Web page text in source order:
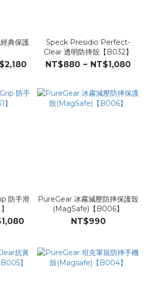
典保護
Speck Presidio Perfect-
Clear 透明防摔殼【B032】
NT$880 ~ NT$1,080
防手滑
PureGear 冰霧減壓防摔保護殼
(MagSafe)【B006】
NT$990